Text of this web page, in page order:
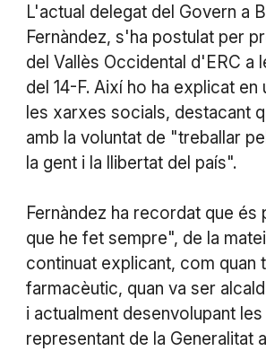
L'actual delegat del Govern a
Fernàndez, s'ha postulat per
del Vallès Occidental d'ERC a
del 14-F. Així ho ha explicat en
les xarxes socials, destacant
amb la voluntat de "treballar
la gent i la llibertat del país".
Fernàndez ha recordat que és
que he fet sempre", de la
continuat explicant, com quan
farmacèutic, quan va ser
i actualment desenvolupant
representant de la Generalitat